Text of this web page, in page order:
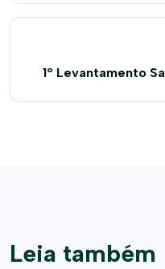
1º Levantamento
Leia também